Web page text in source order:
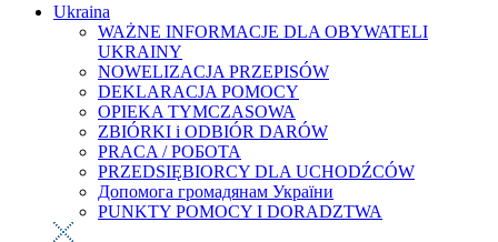
Ukraina
WAŻNE INFORMACJE DLA OBYWATELI
UKRAINY
NOWELIZACJA PRZEPISÓW
DEKLARACJA POMOCY
OPIEKA TYMCZASOWA
ZBIÓRKI i ODBIÓR DARÓW
PRACA / РОБОТА
PRZEDSIĘBIORCY DLA UCHODŹCÓW
Допомога громадянам України
PUNKTY POMOCY I DORADZTWA